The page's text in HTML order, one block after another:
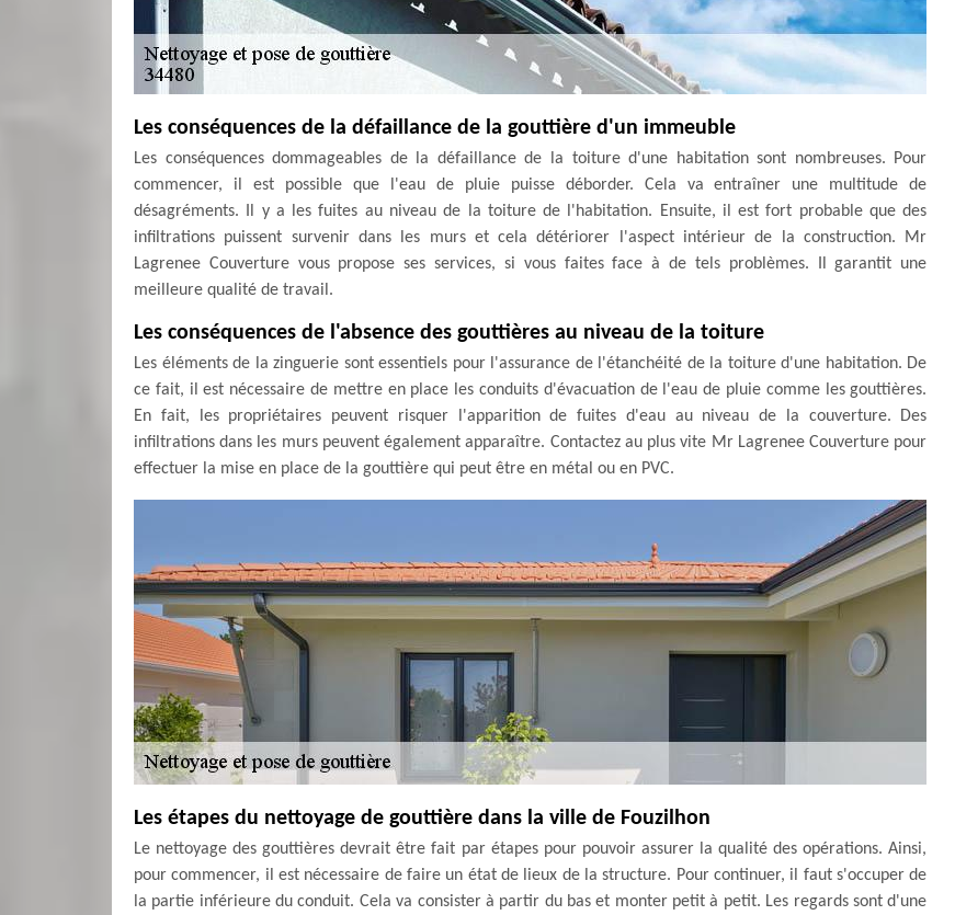
Les conséquences de la défaillance de la gouttière d'un immeuble
Les conséquences dommageables de la défaillance de la toiture d'une habitation sont nombreuses. Pour
commencer, il est possible que l'eau de pluie puisse déborder. Cela va entraîner une multitude de
désagréments. Il y a les fuites au niveau de la toiture de l'habitation. Ensuite, il est fort probable que des
infiltrations puissent survenir dans les murs et cela détériorer l'aspect intérieur de la construction. Mr
Lagrenee Couverture vous propose ses services, si vous faites face à de tels problèmes. Il garantit une
meilleure qualité de travail.
Les conséquences de l'absence des gouttières au niveau de la toiture
Les éléments de la zinguerie sont essentiels pour l'assurance de l'étanchéité de la toiture d'une habitation. De
ce fait, il est nécessaire de mettre en place les conduits d'évacuation de l'eau de pluie comme les gouttières.
En fait, les propriétaires peuvent risquer l'apparition de fuites d'eau au niveau de la couverture. Des
infiltrations dans les murs peuvent également apparaître. Contactez au plus vite Mr Lagrenee Couverture pour
effectuer la mise en place de la gouttière qui peut être en métal ou en PVC.
Les étapes du nettoyage de gouttière dans la ville de Fouzilhon
Le nettoyage des gouttières devrait être fait par étapes pour pouvoir assurer la qualité des opérations. Ainsi,
pour commencer, il est nécessaire de faire un état de lieux de la structure. Pour continuer, il faut s'occuper de
la partie inférieure du conduit. Cela va consister à partir du bas et monter petit à petit. Les regards sont d'une